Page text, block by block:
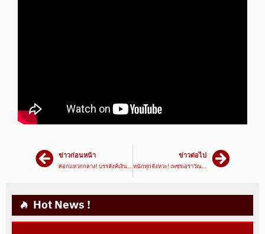
ข่าวก่อนหน้า
ศอกแหวกกลาง! บรรลังค์เงิน VS เพชรบัญชา | ศึกมวยมันส์สนั่นเมือง 12 มี.ค. 67
ข่าวต่อไป
หนักทุกจังหวะ! เพชรเอราวัณ VS มนต์รัก | ศึกมวยมันส์สนั่นเมือง 12 มี.ค. 67
Hot News !